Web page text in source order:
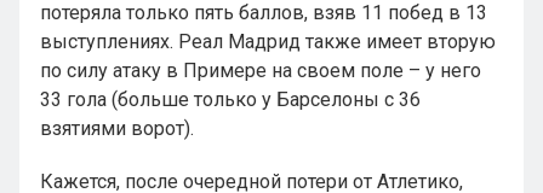
потеряла только пять баллов, взяв 11 побед в 13
выступлениях. Реал Мадрид также имеет вторую
по силу атаку в Примере на своем поле – у него
33 гола (больше только у Барселоны с 36
взятиями ворот).
Кажется, после очередной потери от Атлетико,